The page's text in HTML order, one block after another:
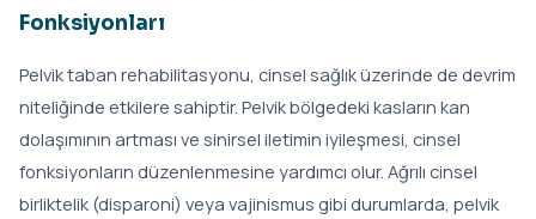
Fonksiyonları
Pelvik taban rehabilitasyonu, cinsel sağlık üzerinde de devrim
niteliğinde etkilere sahiptir. Pelvik bölgedeki kasların kan
dolaşımının artması ve sinirsel iletimin iyileşmesi, cinsel
fonksiyonların düzenlenmesine yardımcı olur. Ağrılı cinsel
birliktelik (disparoni) veya vajinismus gibi durumlarda, pelvik